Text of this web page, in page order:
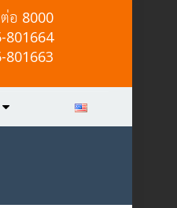
อ 8000
801664
801663